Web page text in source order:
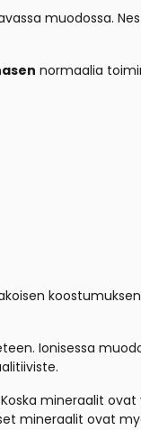
muodossa.
normaalia
Ionisessa
mineraalit ovat
mineraalit ovat